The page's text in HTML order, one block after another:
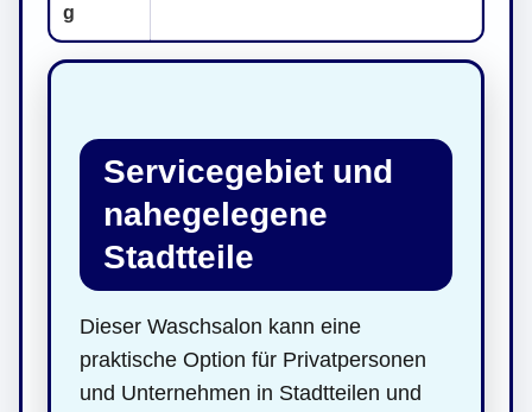
g
Servicegebiet und
nahegelegene
Stadtteile
Dieser Waschsalon kann eine
praktische Option für Privatpersonen
und Unternehmen in Stadtteilen und